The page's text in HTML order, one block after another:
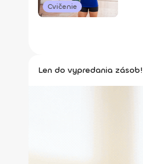
Cvičenie
Len do vypredania zásob!